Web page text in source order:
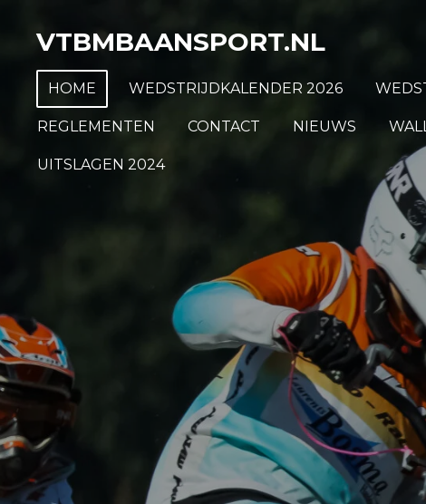
direct
hoofdinhoud
VTBMBAANSPORT.NL
HOME WEDSTRIJDKALENDER 2026
REGLEMENTEN CONTACT NIEUWS
UITSLAGEN 2024